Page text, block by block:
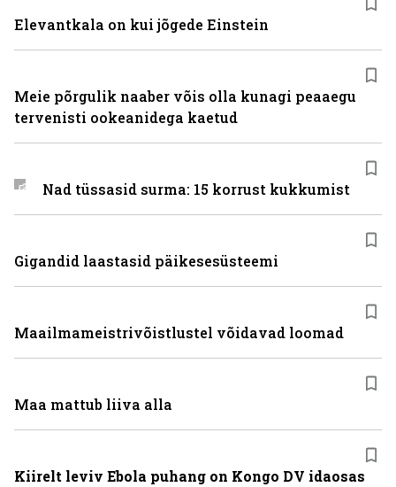
Elevantkala on kui jõgede Einstein
Meie põrgulik naaber võis olla kunagi peaaegu
tervenisti ookeanidega kaetud
Nad tüssasid surma: 15 korrust kukkumist
Gigandid laastasid päikesesüsteemi
Maailmameistrivõistlustel võidavad loomad
Maa mattub liiva alla
Kiirelt leviv Ebola puhang on Kongo DV idaosas